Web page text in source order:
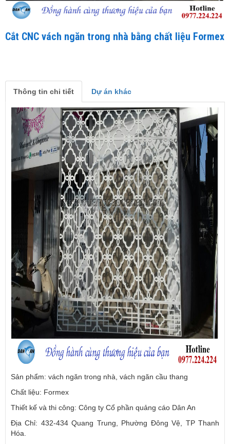
Cắt CNC vách ngăn trong nhà bằng chất liệu Formex
Thông tin chi tiết Dự án khác
Sản phẩm: vách ngăn trong nhà, vách ngăn cầu thang
Chất liệu: Formex
Thiết kế và thi công: Công ty Cổ phần quảng cáo Dân An
Địa Chỉ: 432-434 Quang Trung, Phường Đông Vệ, TP Thanh
Hóa.